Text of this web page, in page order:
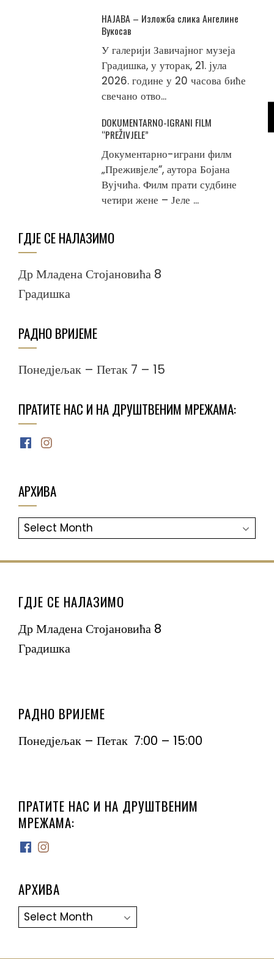
НАЈАВА – Изложба слика Ангелине
Вукосав
У галерији Завичајног музеја
Градишка, у уторак, 21. јула
2026. године у 20 часова биће
свечано отво...
DOKUMENTARNO-IGRANI FILM
“PREŽIVJELE”
Документарно-играни филм
„Преживјеле“, аутора Бојана
Вујчића. Филм прати судбине
четири жене – Јеле ...
ГДЈЕ СЕ НАЛАЗИМО
Др Младена Стојановића 8
Градишка
РАДНО ВРИЈЕМЕ
Понедјељак – Петак 7 – 15
ПРАТИТЕ НАС И НА ДРУШТВЕНИМ МРЕЖАМА:
Facebook
Instagram
АРХИВА
АРХИВА
ГДЈЕ СЕ НАЛАЗИМО
Др Младена Стојановића 8
Градишка
РАДНО ВРИЈЕМЕ
Понедјељак – Петак 7:00 – 15:00
ПРАТИТЕ НАС И НА ДРУШТВЕНИМ
МРЕЖАМА:
Facebook
Instagram
АРХИВА
Архива